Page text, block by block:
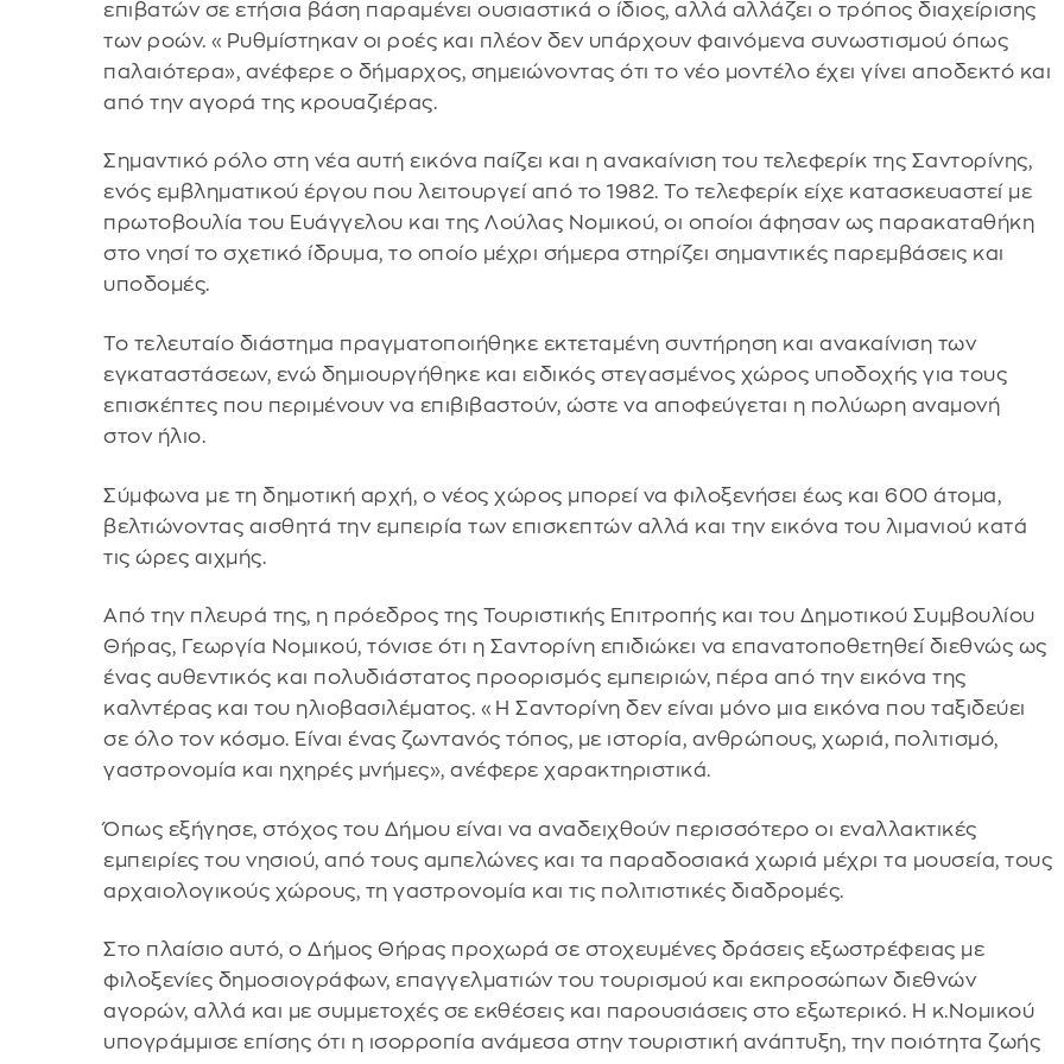
επιβατών σε ετήσια βάση παραμένει ουσιαστικά ο ίδιος, αλλά αλλάζει ο τρόπος διαχείρισης
των ροών. «Ρυθμίστηκαν οι ροές και πλέον δεν υπάρχουν φαινόμενα συνωστισμού όπως
παλαιότερα», ανέφερε ο δήμαρχος, σημειώνοντας ότι το νέο μοντέλο έχει γίνει αποδεκτό και
από την αγορά της κρουαζιέρας.
Σημαντικό ρόλο στη νέα αυτή εικόνα παίζει και η ανακαίνιση του τελεφερίκ της Σαντορίνης,
ενός εμβληματικού έργου που λειτουργεί από το 1982. Το τελεφερίκ είχε κατασκευαστεί με
πρωτοβουλία του Ευάγγελου και της Λούλας Νομικού, οι οποίοι άφησαν ως παρακαταθήκη
στο νησί το σχετικό ίδρυμα, το οποίο μέχρι σήμερα στηρίζει σημαντικές παρεμβάσεις και
υποδομές.
Το τελευταίο διάστημα πραγματοποιήθηκε εκτεταμένη συντήρηση και ανακαίνιση των
εγκαταστάσεων, ενώ δημιουργήθηκε και ειδικός στεγασμένος χώρος υποδοχής για τους
επισκέπτες που περιμένουν να επιβιβαστούν, ώστε να αποφεύγεται η πολύωρη αναμονή
στον ήλιο.
Σύμφωνα με τη δημοτική αρχή, ο νέος χώρος μπορεί να φιλοξενήσει έως και 600 άτομα,
βελτιώνοντας αισθητά την εμπειρία των επισκεπτών αλλά και την εικόνα του λιμανιού κατά
τις ώρες αιχμής.
Από την πλευρά της, η πρόεδρος της Τουριστικής Επιτροπής και του Δημοτικού Συμβουλίου
Θήρας, Γεωργία Νομικού, τόνισε ότι η Σαντορίνη επιδιώκει να επανατοποθετηθεί διεθνώς ως
ένας αυθεντικός και πολυδιάστατος προορισμός εμπειριών, πέρα από την εικόνα της
καλντέρας και του ηλιοβασιλέματος. «Η Σαντορίνη δεν είναι μόνο μια εικόνα που ταξιδεύει
σε όλο τον κόσμο. Είναι ένας ζωντανός τόπος, με ιστορία, ανθρώπους, χωριά, πολιτισμό,
γαστρονομία και ηχηρές μνήμες», ανέφερε χαρακτηριστικά.
Όπως εξήγησε, στόχος του Δήμου είναι να αναδειχθούν περισσότερο οι εναλλακτικές
εμπειρίες του νησιού, από τους αμπελώνες και τα παραδοσιακά χωριά μέχρι τα μουσεία, τους
αρχαιολογικούς χώρους, τη γαστρονομία και τις πολιτιστικές διαδρομές.
Στο πλαίσιο αυτό, ο Δήμος Θήρας προχωρά σε στοχευμένες δράσεις εξωστρέφειας με
φιλοξενίες δημοσιογράφων, επαγγελματιών του τουρισμού και εκπροσώπων διεθνών
αγορών, αλλά και με συμμετοχές σε εκθέσεις και παρουσιάσεις στο εξωτερικό. Η κ.Νομικού
υπογράμμισε επίσης ότι η ισορροπία ανάμεσα στην τουριστική ανάπτυξη, την ποιότητα ζωής